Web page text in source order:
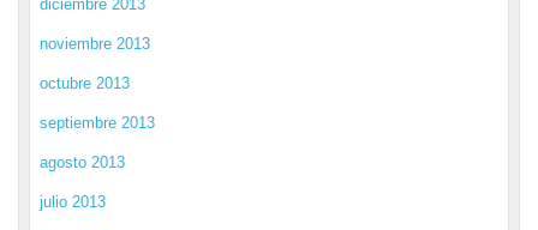
diciembre 2013
noviembre 2013
octubre 2013
septiembre 2013
agosto 2013
julio 2013